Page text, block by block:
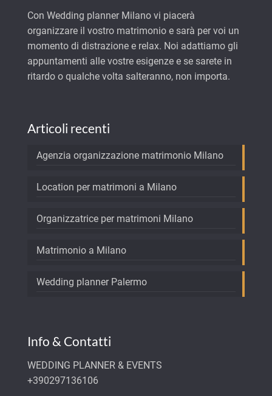
Con Wedding planner Milano vi piacerà
organizzare il vostro matrimonio e sarà per voi un
momento di distrazione e relax. Noi adattiamo gli
appuntamenti alle vostre esigenze e se sarete in
ritardo o qualche volta salteranno, non importa.
Articoli recenti
Agenzia organizzazione matrimonio Milano
Location per matrimoni a Milano
Organizzatrice per matrimoni Milano
Matrimonio a Milano
Wedding planner Palermo
Info & Contatti
WEDDING PLANNER & EVENTS
+390297136106